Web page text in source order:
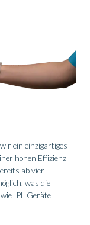
ein einzigartiges
hohen Effizienz
ab vier
was die
IPL Geräte